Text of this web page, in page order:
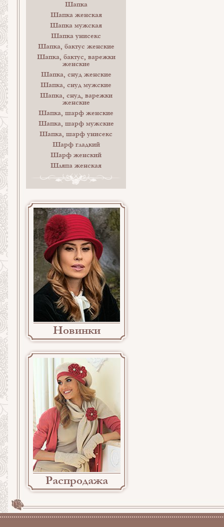
Шапка
Шапка женская
Шапка мужская
Шапка унисекс
Шапка, бактус женские
Шапка, бактус, варежки
женские
Шапка, снуд женские
Шапка, снуд мужские
Шапка, снуд, варежки
женские
Шапка, шарф женские
Шапка, шарф мужские
Шапка, шарф унисекс
Шарф гладкий
Шарф женский
Шляпа женская
Новинки
Распродажа